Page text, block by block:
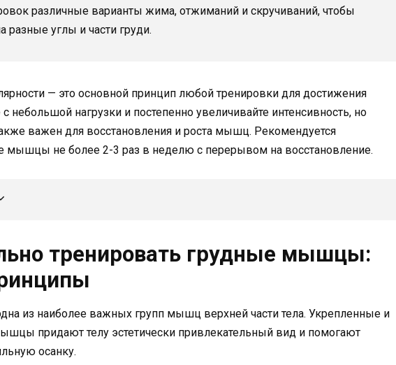
различные варианты жима, отжиманий и скручиваний, чтобы
разные углы и части груди.
— это основной принцип любой тренировки для достижения
с небольшой нагрузки и постепенно увеличивайте интенсивность, но
важен для восстановления и роста мышц. Рекомендуется
мышцы не более 2-3 раз в неделю с перерывом на восстановление.
тренировать грудные мышцы:
из наиболее важных групп мышц верхней части тела. Укрепленные и
придают телу эстетически привлекательный вид и помогают
осанку.